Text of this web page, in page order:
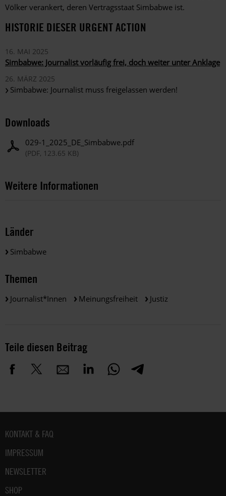
Völker verankert, deren Vertragsstaat Simbabwe ist.
HISTORIE DIESER URGENT ACTION
16. MAI 2025
Simbabwe: Journalist vorläufig frei, doch weiter unter Anklage
26. MÄRZ 2025
Simbabwe: Journalist muss freigelassen werden!
Downloads
029-1_2025_DE_Simbabwe.pdf
(PDF, 123.65 KB)
Weitere Informationen
Länder
Simbabwe
Themen
Journalist*innen Meinungsfreiheit Justiz
Teile diesen Beitrag
Fußbereich
KONTAKT & FAQ
IMPRESSUM
NEWSLETTER
SHOP